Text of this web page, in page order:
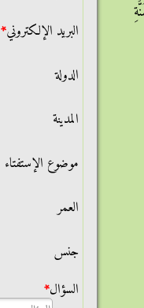
البريد الإلكتروني*
الدولة
المدينة
موضوع الإستفتاء
العمر
جنس
السؤال*